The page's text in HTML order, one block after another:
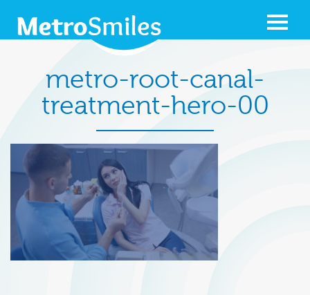
metro-root-canal-
treatment-hero-00